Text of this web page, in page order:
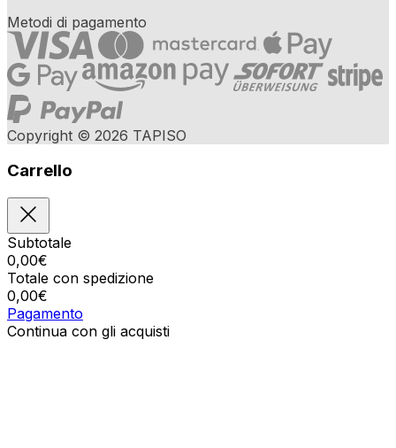
Metodi di pagamento
Copyright © 2026 TAPISO
Carrello
Subtotale
0,00€
Totale con spedizione
0,00€
Pagamento
Continua con gli acquisti